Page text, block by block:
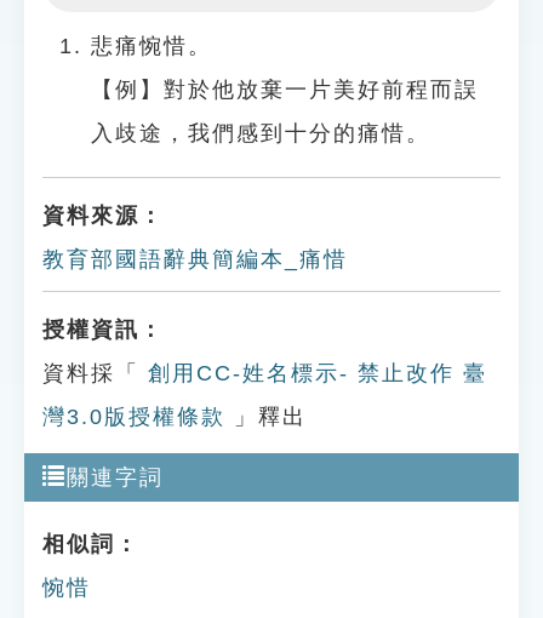
悲痛惋惜。
【例】對於他放棄一片美好前程而誤
入歧途，我們感到十分的痛惜。
資料來源：
教育部國語辭典簡編本_痛惜
授權資訊：
資料採「
創用CC-姓名標示- 禁止改作 臺
灣3.0版授權條款
」釋出
關連字詞
相似詞：
惋惜